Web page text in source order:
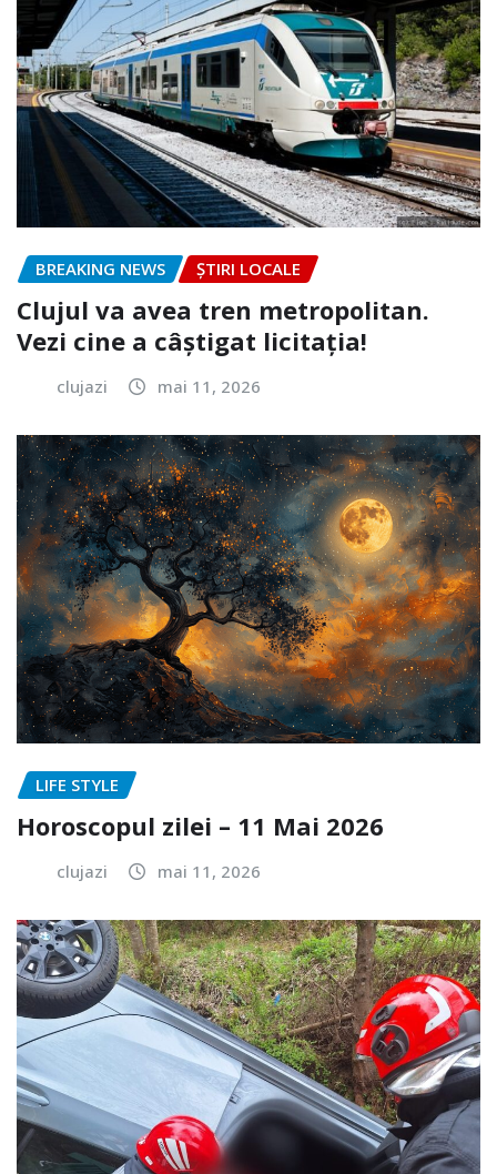
BREAKING NEWS ȘTIRI LOCALE
Clujul va avea tren metropolitan.
Vezi cine a câștigat licitația!
clujazi mai 11, 2026
LIFE STYLE
Horoscopul zilei – 11 Mai 2026
clujazi mai 11, 2026